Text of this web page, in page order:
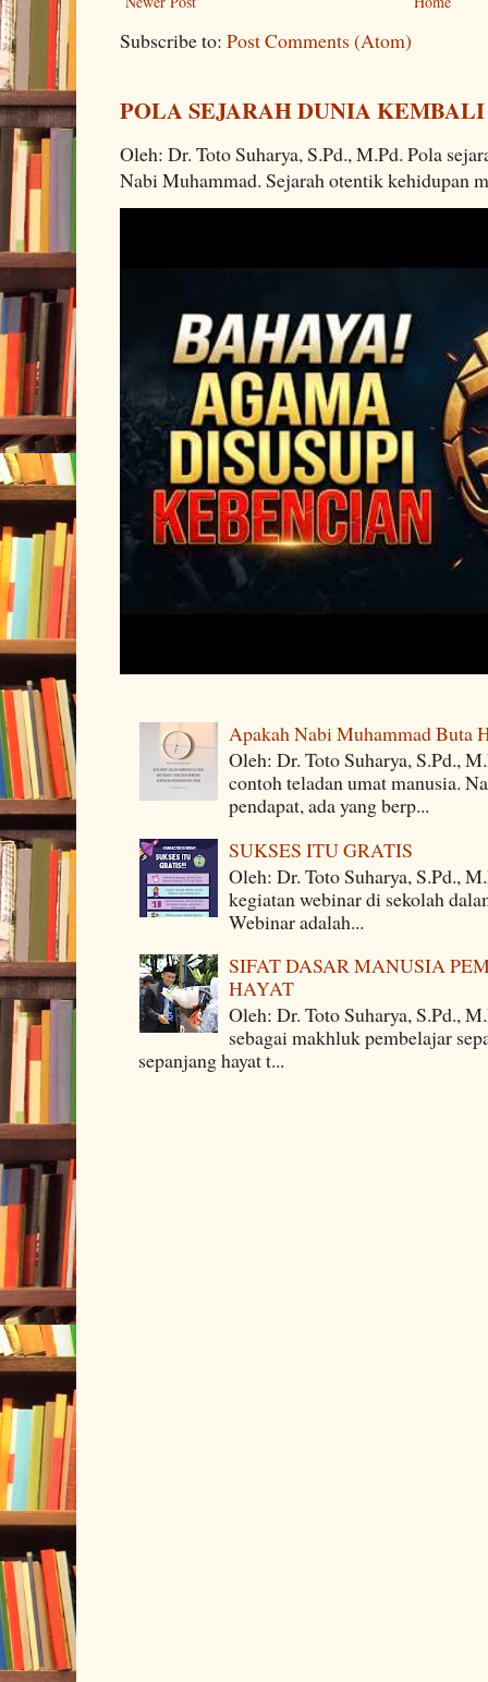
Subscribe to: Post Comments (Atom)
POLA SEJARAH DUNIA
Oleh: Dr. Toto Suharya, S.Pd., M.Pd. Pola
Nabi Muhammad. Sejarah otentik kehidupan
Apakah Nabi Muhammad Buta
Oleh: Dr. Toto Suharya, S.Pd.,
contoh teladan umat manusia.
pendapat, ada yang berp...
SUKSES ITU GRATIS
Oleh: Dr. Toto Suharya, S.Pd.,
kegiatan webinar di sekolah
Webinar adalah...
SIFAT DASAR MANUSIA
HAYAT
Oleh: Dr. Toto Suharya, S.Pd.,
sebagai makhluk pembelajar
sepanjang hayat t...